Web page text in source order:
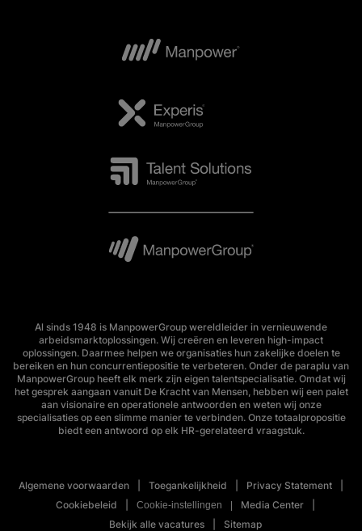
Al sinds 1948 is ManpowerGroup wereldleider in vernieuwende
arbeidsmarktoplossingen. Wij creëren en leveren high-impact
oplossingen. Daarmee helpen we organisaties hun zakelijke doelen te
bereiken en hun concurrentiepositie te verbeteren. Onder de paraplu van
ManpowerGroup heeft elk merk zijn eigen talentspecialisatie. Omdat wij
het gesprek aangaan vanuit De Kracht van Mensen, hebben wij een palet
aan visionaire en operationele antwoorden en weten wij onze
specialisaties op een slimme manier te verbinden. Onze totaalpropositie
biedt een antwoord op elk HR-gerelateerd vraagstuk.
Algemene voorwaarden Toegankelijkheid
Privacy Statement
Cookiebeleid
Cookie-instellingen
Media Center
Bekijk alle vacatures
Sitemap